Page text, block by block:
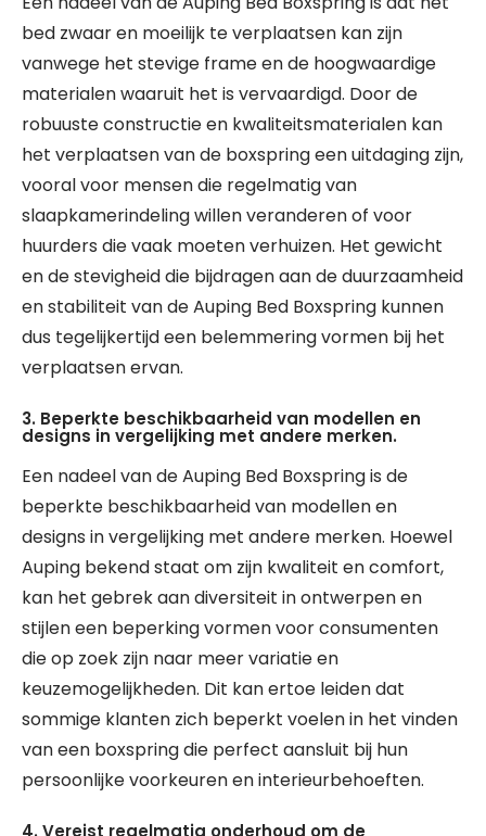
bed zwaar en moeilijk te verplaatsen kan zijn
vanwege het stevige frame en de hoogwaardige
materialen waaruit het is vervaardigd. Door de
robuuste constructie en kwaliteitsmaterialen kan
het verplaatsen van de boxspring een uitdaging zijn,
vooral voor mensen die regelmatig van
slaapkamerindeling willen veranderen of voor
huurders die vaak moeten verhuizen. Het gewicht
en de stevigheid die bijdragen aan de duurzaamheid
en stabiliteit van de Auping Bed Boxspring kunnen
dus tegelijkertijd een belemmering vormen bij het
verplaatsen ervan.
3. Beperkte beschikbaarheid van modellen en
designs in vergelijking met andere merken.
Een nadeel van de Auping Bed Boxspring is de
beperkte beschikbaarheid van modellen en
designs in vergelijking met andere merken. Hoewel
Auping bekend staat om zijn kwaliteit en comfort,
kan het gebrek aan diversiteit in ontwerpen en
stijlen een beperking vormen voor consumenten
die op zoek zijn naar meer variatie en
keuzemogelijkheden. Dit kan ertoe leiden dat
sommige klanten zich beperkt voelen in het vinden
van een boxspring die perfect aansluit bij hun
persoonlijke voorkeuren en interieurbehoeften.
4. Vereist regelmatig onderhoud om de